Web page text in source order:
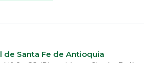
de Santa Fe de Antioquia